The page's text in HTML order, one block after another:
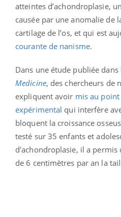
atteintes d’achondroplasie,
causée par une anomalie de
cartilage de l’os, et qui est
courante de nanisme.
Dans une étude publiée dans
Medicine, des chercheurs de
expliquent avoir mis au
expérimental qui interfère
bloquent la croissance
testé sur 35 enfants et
d'achondroplasie, il a
de 6 centimètres par an la